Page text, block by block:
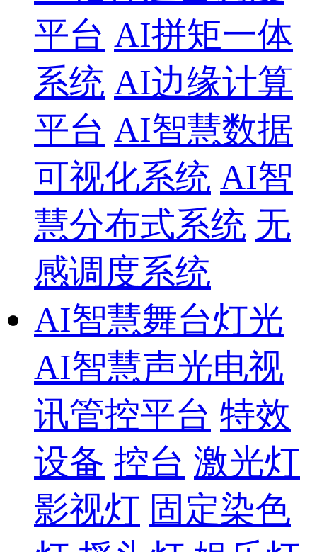
平台 AI拼矩一体
系统 AI边缘计算
平台 AI智慧数据
可视化系统 AI智
慧分布式系统 无
感调度系统
AI智慧舞台灯光
AI智慧声光电视
讯管控平台 特效
设备 控台 激光灯
影视灯 固定染色